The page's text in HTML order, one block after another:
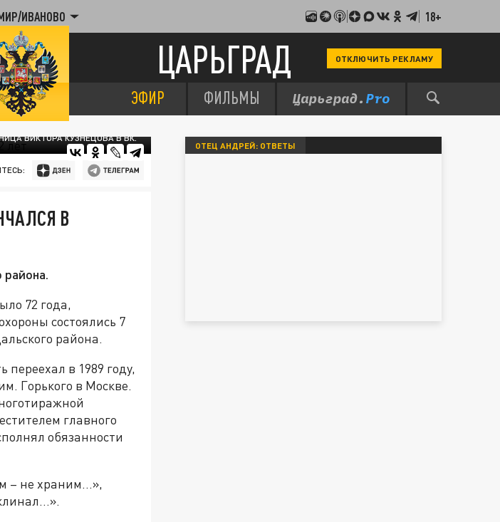
ИВАНОВО 18+
ЦАРЬГРАД ОТКЛЮЧИТЬ РЕКЛАМУ
ЭФИР ФИЛЬМЫ
ВИКТОРА КУЗНЕЦОВА В ВК.
В
72 года,
состоялись 7
района.
в 1989 году,
Горького в Москве.
главного
обязанности
– не храним…»,
ОТЕЦ АНДРЕЙ: ОТВЕТЫ